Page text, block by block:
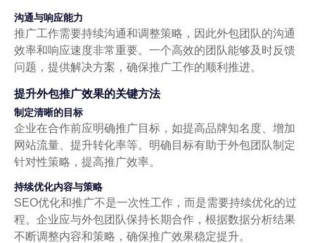
沟通与响应能力
推广工作需要持续沟通和调整策略，因此外包团队的沟通
效率和响应速度非常重要。一个高效的团队能够及时反馈
问题，提供解决方案，确保推广工作的顺利推进。
提升外包推广效果的关键方法
制定清晰的目标
企业在合作前应明确推广目标，如提高品牌知名度、增加
网站流量、提升转化率等。明确目标有助于外包团队制定
针对性策略，提高推广效率。
持续优化内容与策略
SEO优化和推广不是一次性工作，而是需要持续优化的过
程。企业应与外包团队保持长期合作，根据数据分析结果
不断调整内容和策略，确保推广效果稳定提升。